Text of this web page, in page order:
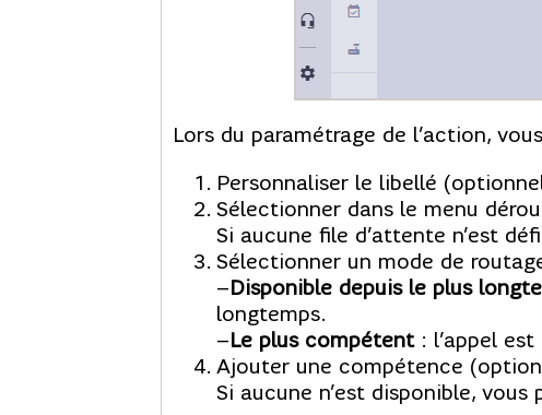
Lors du paramétrage de l’action,
Personnaliser le libellé
Sélectionner dans le menu
Si aucune file d’attente n’est
Sélectionner un mode de
–Disponible depuis le plus
longtemps.
–Le plus compétent: l’appel est
Ajouter une compétence
Si aucune n’est disponible,